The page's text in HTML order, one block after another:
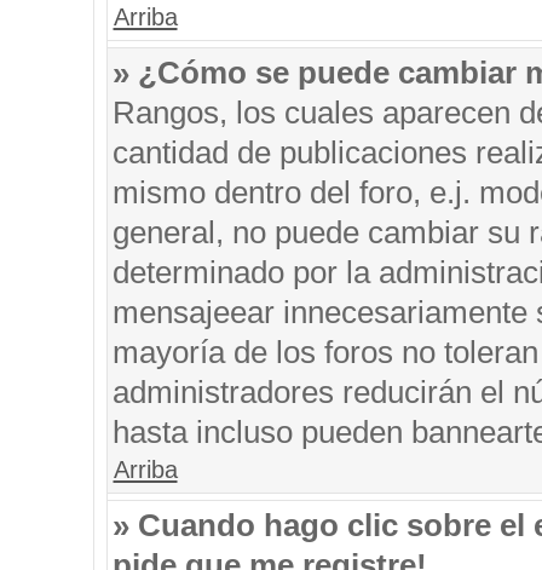
Arriba
» ¿Cómo se puede cambiar
Rangos, los cuales aparecen
cantidad de publicaciones
mismo dentro del foro, e.j.
general, no puede cambiar su
determinado por la
mensajeear
mayoría de los foros no
administradores reducirán el
hasta incluso pueden
Arriba
» Cuando hago clic sobre el